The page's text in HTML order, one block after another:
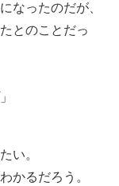
なったのだが、
とのことだっ
い。
かるだろう。